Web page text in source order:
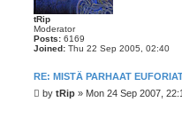
tRip
Moderator
Posts: 6169
Joined: Thu 22 Sep 2005, 02:40
RE: MISTÄ PARHAAT
Pby tRip » Mon 24 Sep 2007,